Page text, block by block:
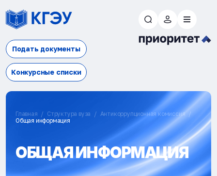
Подать документы
Конкурсные списки
Главная Структура вуза
Антикоррупционная комиссия
Общая информация
ОБЩАЯ ИНФОРМАЦИЯ